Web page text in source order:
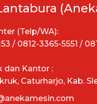
(Telp/WA):
/ 0812-3365-5551 /
dan Kantor :
Caturharjo, Kab.